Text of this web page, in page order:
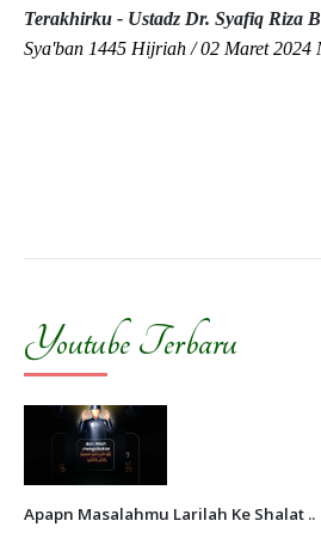
Terakhirku - Ustadz Dr. Syafiq Riza
Sya'ban 1445 Hijriah / 02 Maret 2024
Youtube Terbaru
Apapn Masalahmu Larilah Ke Shalat ..